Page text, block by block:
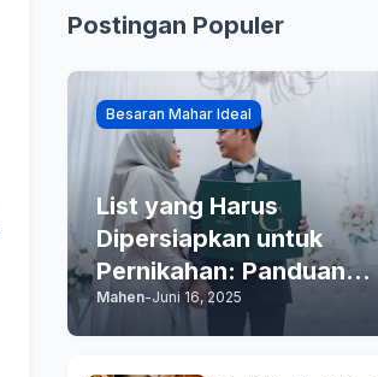
Postingan Populer
Besaran Mahar Ideal
List yang Harus
Dipersiapkan untuk
Pernikahan: Panduan
Praktis Anda
Mahen-Juni 16, 2025